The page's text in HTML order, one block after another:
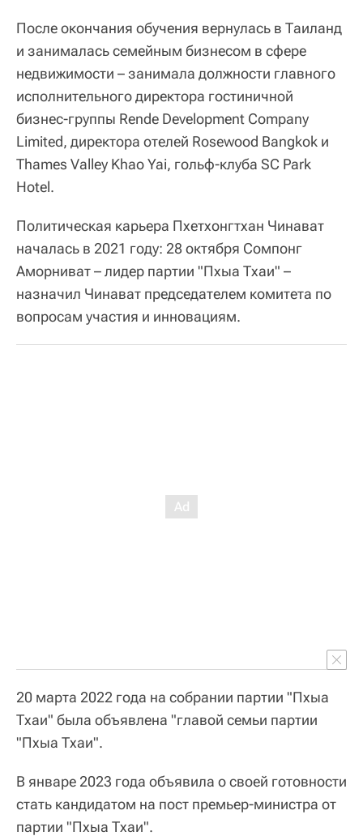
После окончания обучения вернулась в Таиланд
и занималась семейным бизнесом в сфере
недвижимости – занимала должности главного
исполнительного директора гостиничной
бизнес-группы Rende Development Company
Limited, директора отелей Rosewood Bangkok и
Thames Valley Khao Yai, гольф-клуба SC Park
Hotel.
Политическая карьера Пхетхонгтхан Чинават
началась в 2021 году: 28 октября Сомпонг
Аморниват – лидер партии "Пхыа Тхаи" –
назначил Чинават председателем комитета по
вопросам участия и инновациям.
20 марта 2022 года на собрании партии "Пхыа
Тхаи" была объявлена "главой семьи партии
"Пхыа Тхаи".
В январе 2023 года объявила о своей готовности
стать кандидатом на пост премьер-министра от
партии "Пхыа Тхаи".